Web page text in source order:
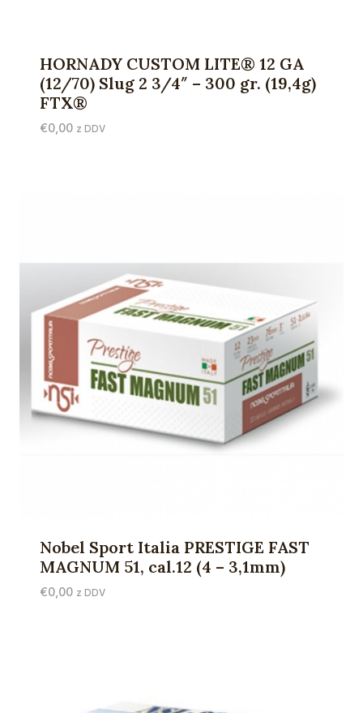
HORNADY CUSTOM LITE® 12 GA
(12/70) Slug 2 3/4″ – 300 gr. (19,4g)
FTX®
€0,00 z DDV
Nobel Sport Italia PRESTIGE FAST
MAGNUM 51, cal.12 (4 – 3,1mm)
€0,00 z DDV